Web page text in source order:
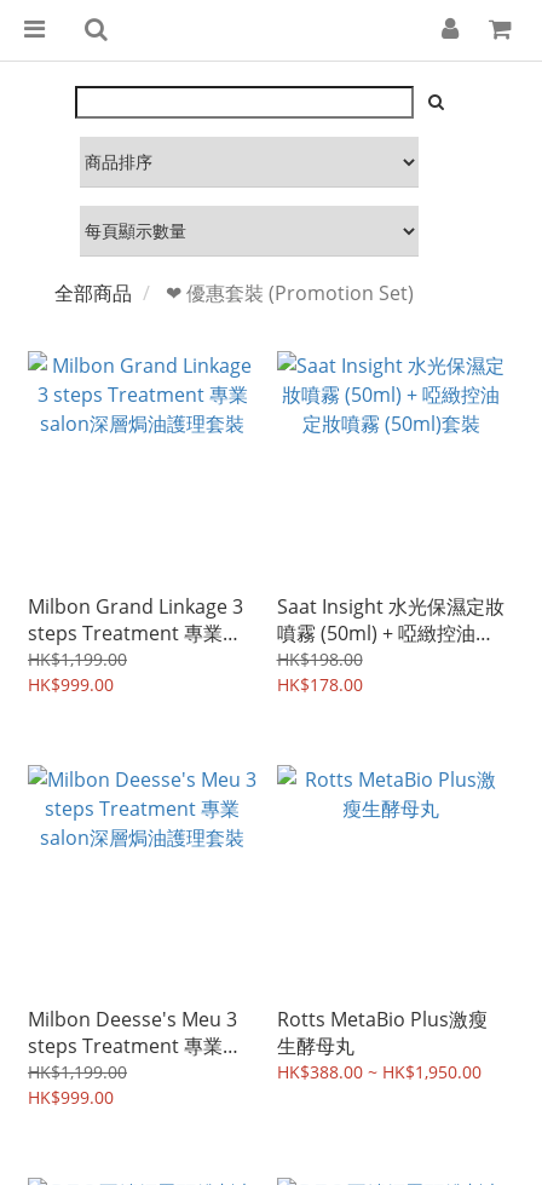
全部商品 ❤ 優惠套裝 (Promotion Set)
Milbon Grand Linkage 3
steps Treatment 專業
salon深層焗油護理套裝
HK$1,199.00
HK$999.00
Saat Insight 水光保濕定妝
噴霧 (50ml) + 啞緻控油定
妝噴霧 (50ml)套裝
HK$198.00
HK$178.00
Milbon Deesse's Meu 3
steps Treatment 專業
salon深層焗油護理套裝
HK$1,199.00
HK$999.00
Rotts MetaBio Plus激瘦
生酵母丸
HK$388.00 ~ HK$1,950.00